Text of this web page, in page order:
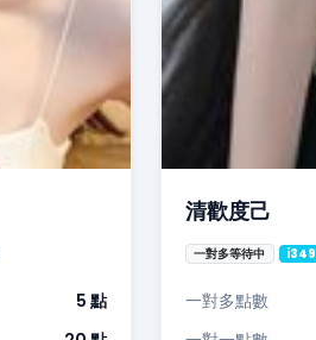
5 點
清歡度己
一對多等待中 i349
一對多點數